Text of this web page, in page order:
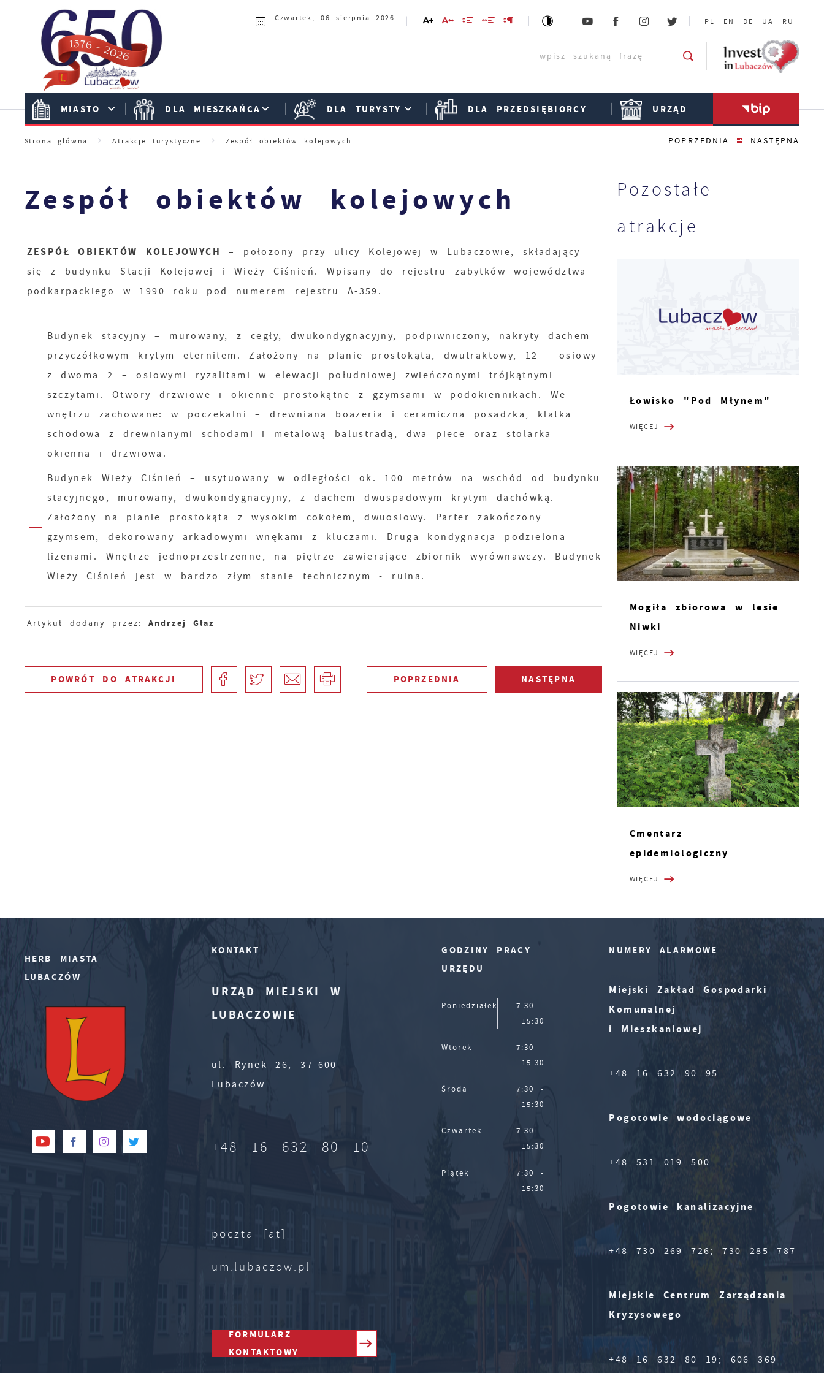
Przejdź do menu.
Przejdź do wyszukiwarki.
Przejdź do treści.
Przejdź do ustawień wielkości czcionki.
Włącz wersję kontrastową strony.
Czwartek, 06 sierpnia 2026 PL EN DE UA RU
MIASTO DLA MIESZKAŃCA DLA TURYSTY DLA PRZEDSIĘBIORCY URZĄD
Strona główna Atrakcje turystyczne Zespół obiektów kolejowych POPRZEDNIA NASTĘPNA
Zespół obiektów kolejowych
ZESPÓŁ OBIEKTÓW KOLEJOWYCH
– położony przy ulicy Kolejowej w Lubaczowie, składający
się z budynku Stacji Kolejowej i Wieży Ciśnień. Wpisany do rejestru zabytków województwa
podkarpackiego w 1990 roku pod numerem rejestru A-359.
Budynek stacyjny – murowany, z cegły, dwukondygnacyjny, podpiwniczony, nakryty dachem
przyczółkowym krytym eternitem. Założony na planie prostokąta, dwutraktowy, 12 - osiowy
z dwoma 2 – osiowymi ryzalitami w elewacji południowej zwieńczonymi trójkątnymi
szczytami. Otwory drzwiowe i okienne prostokątne z gzymsami w podokiennikach. We
wnętrzu zachowane: w poczekalni – drewniana boazeria i ceramiczna posadzka, klatka
schodowa z drewnianymi schodami i metalową balustradą, dwa piece oraz stolarka
okienna i drzwiowa.
Budynek Wieży Ciśnień – usytuowany w odległości ok. 100 metrów na wschód od budynku
stacyjnego, murowany, dwukondygnacyjny, z dachem dwuspadowym krytym dachówką.
Założony na planie prostokąta z wysokim cokołem, dwuosiowy. Parter zakończony
gzymsem, dekorowany arkadowymi wnękami z kluczami. Druga kondygnacja podzielona
lizenami. Wnętrze jednoprzestrzenne, na piętrze zawierające zbiornik wyrównawczy. Budynek
Wieży Ciśnień jest w bardzo złym stanie technicznym - ruina.
Artykuł dodany przez:Andrzej Głaz
POWRÓT DO ATRAKCJI POPRZEDNIA NASTĘPNA
Pozostałe
atrakcje
Łowisko "Pod Młynem"
WIĘCEJ
Mogiła zbiorowa w lesie
Niwki
WIĘCEJ
Cmentarz
epidemiologiczny
WIĘCEJ
HERB MIASTA
LUBACZÓW
KONTAKT
URZĄD MIEJSKI W
LUBACZOWIE
ul. Rynek 26, 37-600
Lubaczów
+48 16 632 80 10
poczta [at]
um.lubaczow.pl
FORMULARZ
KONTAKTOWY
GODZINY PRACY
URZĘDU
Poniedziałek
7:30 -
15:30
Wtorek
7:30 -
15:30
Środa
7:30 -
15:30
Czwartek
7:30 -
15:30
Piątek
7:30 -
15:30
NUMERY ALARMOWE
Miejski Zakład Gospodarki
Komunalnej
i Mieszkaniowej
+48 16 632 90 95
Pogotowie wodociągowe
+48 531 019 500
Pogotowie kanalizacyjne
+48 730 269 726; 730 285 787
Miejskie Centrum Zarządzania
Kryzysowego
+48 16 632 80 19; 606 369